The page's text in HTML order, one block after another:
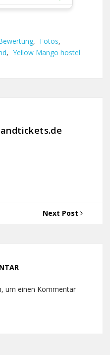
, Fotos,
, Yellow Mango hostel
Next Post
um einen Kommentar